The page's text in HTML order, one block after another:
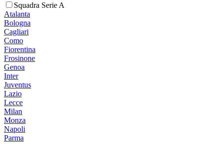
Squadra Serie A
Atalanta
Bologna
Cagliari
Como
Fiorentina
Frosinone
Genoa
Inter
Juventus
Lazio
Lecce
Milan
Monza
Napoli
Parma